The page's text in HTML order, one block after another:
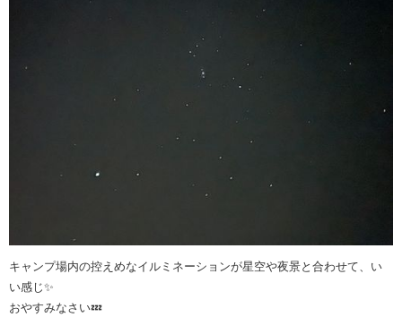
キャンプ場内の控えめなイルミネーションが星空や夜景と合わせて、い
い感じ✨
おやすみなさい💤